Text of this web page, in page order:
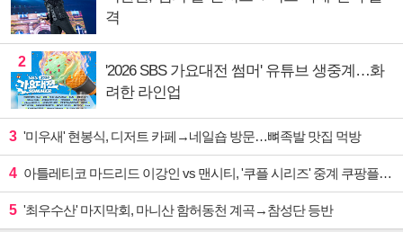
격
2
'2026 SBS 가요대전 썸머' 유튜브 생중계…화
려한 라인업
3 '미우새' 현봉식, 디저트 카페→네일숍 방문…뼈족발 맛집 먹방
4 아틀레티코 마드리드 이강인 vs 맨시티, '쿠플 시리즈' 중계 쿠팡플레이
5 '최우수산' 마지막회, 마니산 함허동천 계곡→참성단 등반